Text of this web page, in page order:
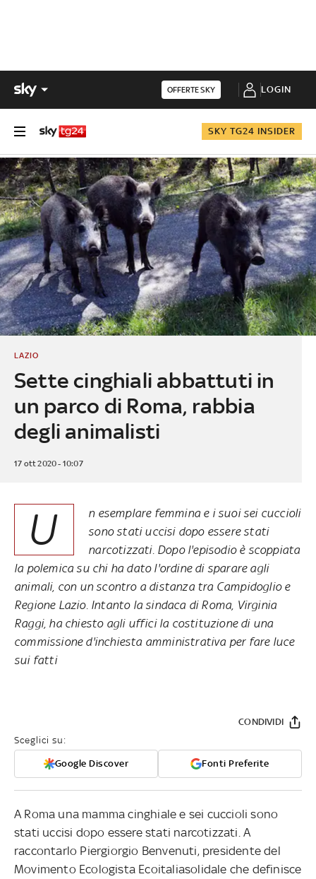
OFFERTE SKY LOGIN
SKY TG24 INSIDER
Sette cinghiali abbattuti in
un parco di Roma, rabbia
degli animalisti
LAZIO
17 ott 2020 - 10:07
U
n esemplare femmina e i suoi sei cuccioli
sono stati uccisi dopo essere stati
narcotizzati. Dopo l'episodio è scoppiata
la polemica su chi ha dato l'ordine di sparare agli
animali, con un scontro a distanza tra Campidoglio e
Regione Lazio. Intanto la sindaca di Roma, Virginia
Raggi, ha chiesto agli uffici la costituzione di una
commissione d'inchiesta amministrativa per fare luce
sui fatti
Sceglici su:
Google Discover Fonti Preferite
CONDIVIDI
A Roma una mamma cinghiale e sei cuccioli sono
stati uccisi dopo essere stati narcotizzati. A
raccontarlo Piergiorgio Benvenuti, presidente del
Movimento Ecologista Ecoitaliasolidale che definisce